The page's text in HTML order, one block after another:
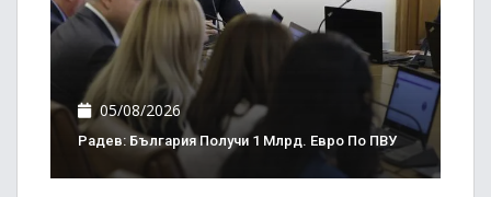
05/08/2026
Радев: България Получи 1 Млрд. Евро По ПВУ